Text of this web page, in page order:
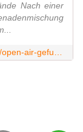
Nach einer